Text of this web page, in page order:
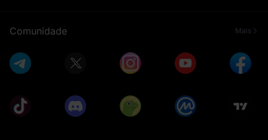
Comunidade Mais